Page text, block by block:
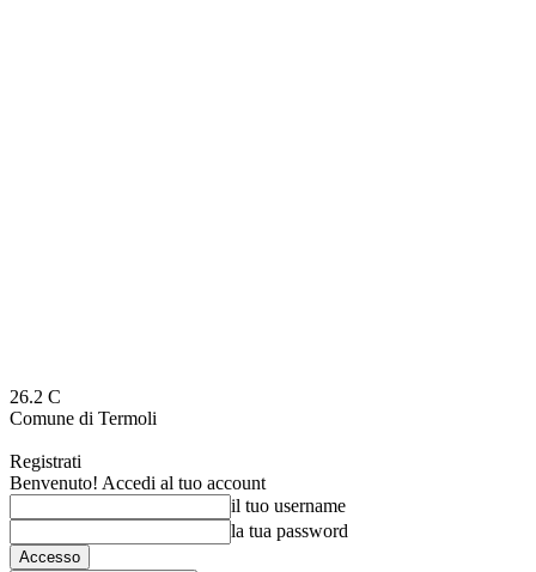
26.2 C
Comune di Termoli
Registrati
Benvenuto! Accedi al tuo account
il tuo username
la tua password